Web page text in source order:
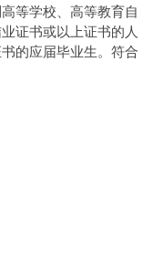
等学校、高等教育自
证书或以上证书的人
的应届毕业生。符合